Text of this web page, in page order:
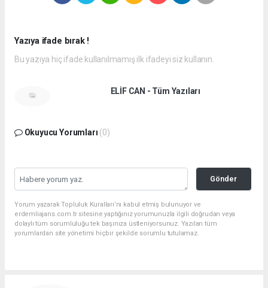
Yazıya ifade bırak !
Bu yazıya hiç ifade kullanılmamış ilk ifadeyi siz kullanın.
ELİF CAN - Tüm Yazıları
Okuyucu Yorumları (0)
Gönder
Yorum yazarak Topluluk Kuralları’nı kabul etmiş bulunuyor ve
erdemliajans.com.tr sitesine yaptığınız yorumunuzla ilgili doğrudan veya
dolaylı tüm sorumluluğu tek başınıza üstleniyorsunuz. Yazılan tüm
yorumlardan site yönetimi hiçbir şekilde sorumlu tutulamaz.